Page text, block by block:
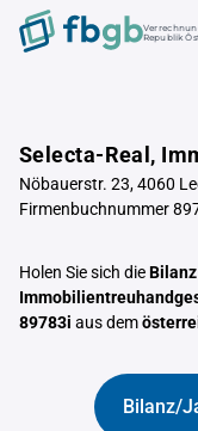
Republik
Selecta-Real,
Nöbauerstr. 23, 4060
Firmenbuchnummer
Holen Sie sich dieBilanz
89783i aus dem
Bilanz/